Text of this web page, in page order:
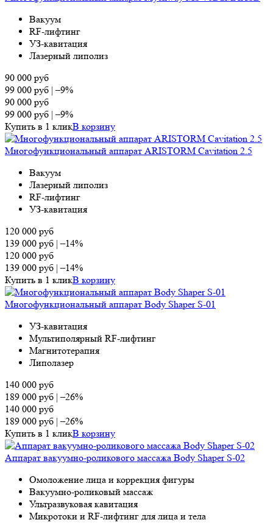
Вакуум
RF-лифтинг
УЗ-кавитация
Лазерный липолиз
90 000 руб
99 000 руб |–9%
90 000 руб
99 000 руб |–9%
Купить в 1 кликВ корзину
Многофункциональный аппарат ARISTORM Cavitation 2.5
Вакуум
Лазерный липолиз
RF-лифтинг
УЗ-кавитация
120 000 руб
139 000 руб |–14%
120 000 руб
139 000 руб |–14%
Купить в 1 кликВ корзину
Многофункциональный аппарат Body Shaper S-01
УЗ-кавитация
Мультиполярный RF-лифтинг
Магнитотерапия
Липолазер
140 000 руб
189 000 руб |–26%
140 000 руб
189 000 руб |–26%
Купить в 1 кликВ корзину
Аппарат вакуумно-роликового массажа Body Shaper S-02
Омоложение лица и коррекция фигуры
Вакуумно-роликовый массаж
Ультразвуковая кавитация
Микротоки и RF-лифтинг для лица и тела